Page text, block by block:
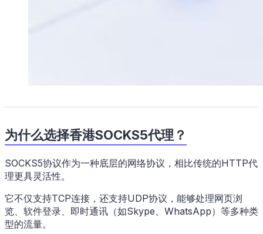
为什么选择香港SOCKS5代理？
SOCKS5协议作为一种底层的网络协议，相比传统的HTTP代
理更具灵活性。
它不仅支持TCP连接，还支持UDP协议，能够处理网页浏
览、软件登录、即时通讯（如Skype、WhatsApp）等多种类
型的流量。